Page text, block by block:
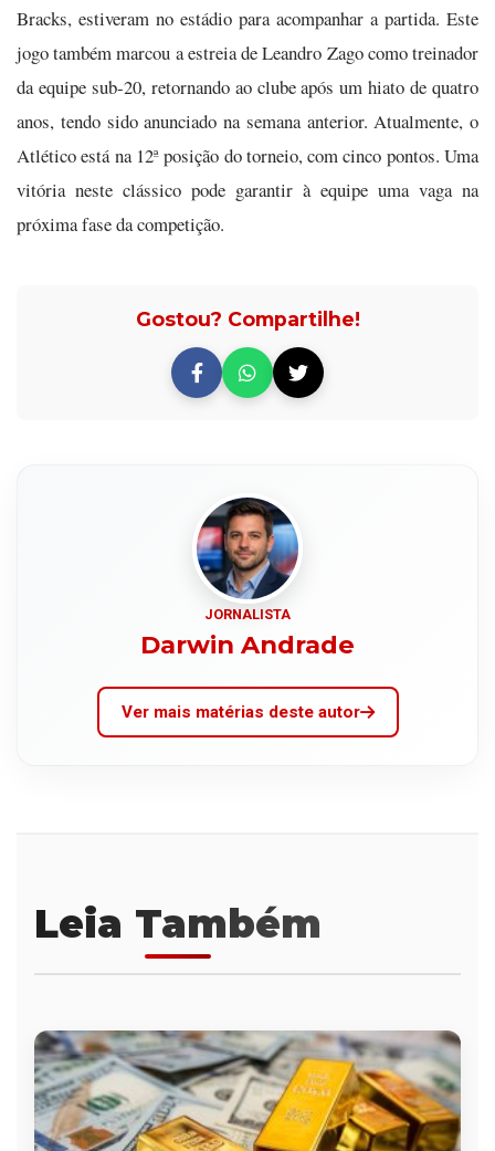
Bracks, estiveram no estádio para acompanhar a partida. Este
jogo também marcou a estreia de Leandro Zago como treinador
da equipe sub-20, retornando ao clube após um hiato de quatro
anos, tendo sido anunciado na semana anterior. Atualmente, o
Atlético está na 12ª posição do torneio, com cinco pontos. Uma
vitória neste clássico pode garantir à equipe uma vaga na
próxima fase da competição.
Gostou? Compartilhe!
JORNALISTA
Darwin Andrade
Ver mais matérias deste autor
Leia Também